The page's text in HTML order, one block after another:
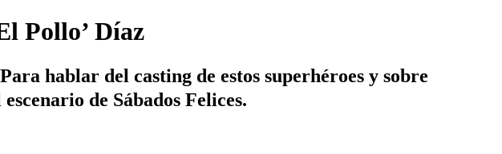
Pollo’ Díaz
hablar del casting de estos superhéroes y sobre
de Sábados Felices.